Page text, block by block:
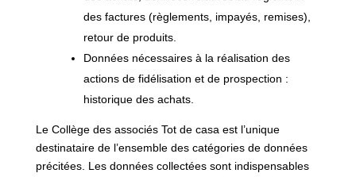
des factures (règlements, impayés, remises),
retour de produits.
Données nécessaires à la réalisation des
actions de fidélisation et de prospection :
historique des achats.
Le Collège des associés Tot de casa est l’unique
destinataire de l’ensemble des catégories de données
précitées. Les données collectées sont indispensables